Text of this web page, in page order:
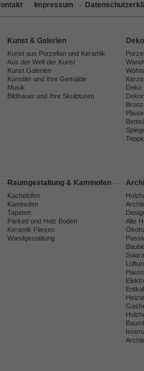
· Impressum ·
Kunst & Galerien
Kunst aus Porzellan und Keramik
Aus der Welt der Kunst
Kunst Galerien
Künstler und Ihre Gemälde
Musik
Bildhauer und Ihre Skulpturen
Deko
Raumgestaltung & Kaminofen
Kachelofen
Kaminofen
Tapeten
Parkett und Holz Boden
Keramik Fliesen
Wandgestaltung
Alte